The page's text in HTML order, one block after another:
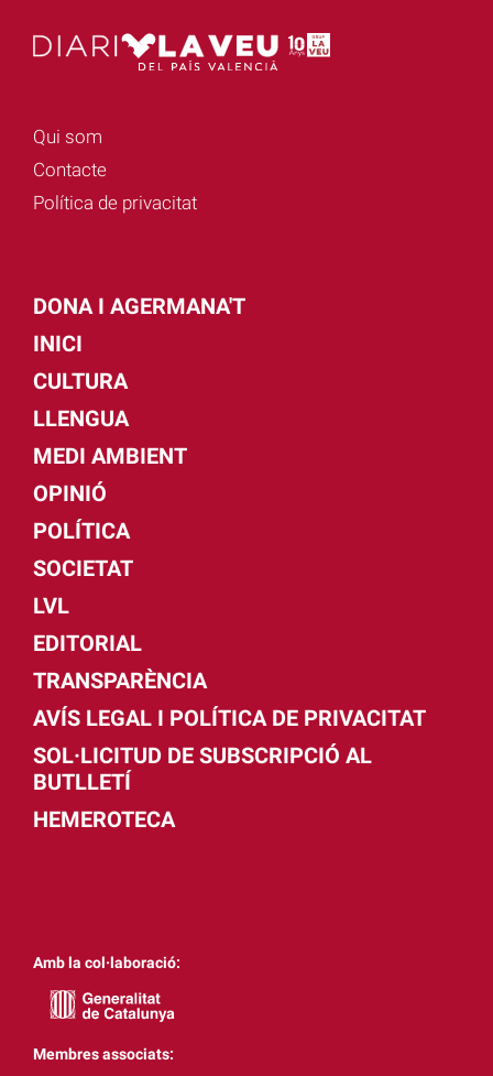
Qui som
Contacte
Política de privacitat
DONA I AGERMANA'T
INICI
CULTURA
LLENGUA
MEDI AMBIENT
OPINIÓ
POLÍTICA
SOCIETAT
LVL
EDITORIAL
TRANSPARÈNCIA
AVÍS LEGAL I POLÍTICA DE PRIVACITAT
SOL·LICITUD DE SUBSCRIPCIÓ AL
BUTLLETÍ
HEMEROTECA
Amb la col·laboració:
Membres associats: